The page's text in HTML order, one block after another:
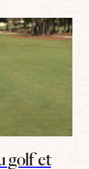
golf et